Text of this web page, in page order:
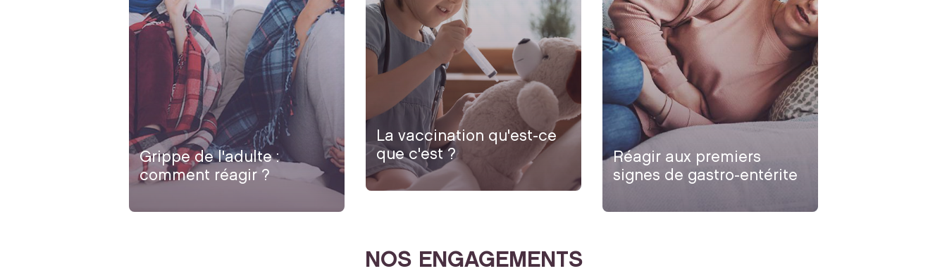
Grippe de l'adulte :
comment réagir ?
La vaccination qu'est-ce
que c'est ?
Réagir aux premiers
signes de gastro-entérite
NOS ENGAGEMENTS